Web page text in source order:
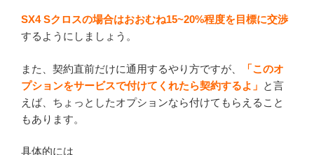
SX4 Sクロスの場合はおおむね15~20%程度を目標に交渉
するようにしましょう。
また、契約直前だけに通用するやり方ですが、
「このオ
プションをサービスで付けてくれたら契約するよ」 と言
えば、ちょっとしたオプションなら付けてもらえること
もあります。
具体的には